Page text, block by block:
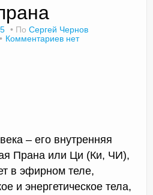
По Сергей Чернов
Комментариев нет
– его внутренняя
Прана или Ци (Ки, ЧИ),
в эфирном теле,
и энергетическое тела,